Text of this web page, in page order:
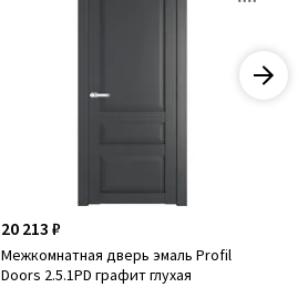
20 213 ₽
Межкомнатная дверь эмаль Profil
Doors 2.5.1PD графит глухая